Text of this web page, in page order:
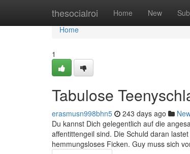
thesocialroi Home New
Home
Home
1
Tabulose
erasmusn998bhn5 243 days ago
Du kannst Dich gelegentlich auf die
affentittengeil sind. Die Schuld daran
hemmungsloses Ficken. Guy muss sich